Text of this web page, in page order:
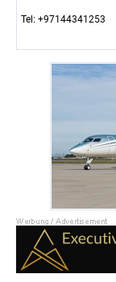
Tel: +97144341253